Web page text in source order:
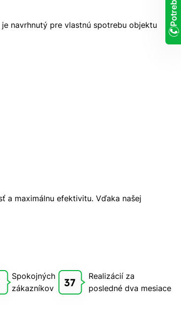
navrhnutý pre vlastnú spotrebu objektu
a maximálnu efektivitu. Vďaka našej
Spokojných
zákazníkov
37
Realizácií za
posledné dva mesiace